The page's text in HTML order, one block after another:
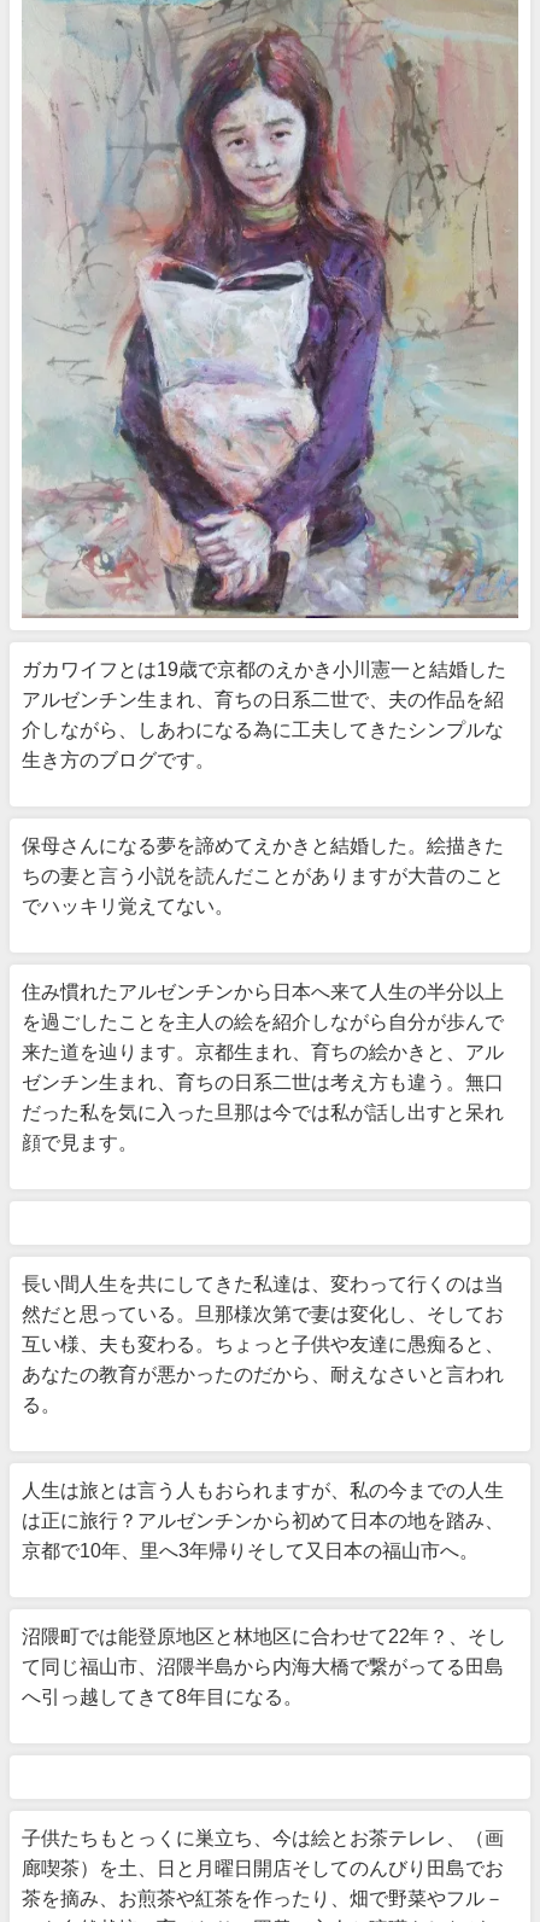
ガカワイフとは19歳で京都のえかき小川憲一と結婚した
アルゼンチン生まれ、育ちの日系二世で、夫の作品を紹
介しながら、しあわになる為に工夫してきたシンプルな
生き方のブログです。
保母さんになる夢を諦めてえかきと結婚した。絵描きた
ちの妻と言う小説を読んだことがありますが大昔のこと
でハッキリ覚えてない。
住み慣れたアルゼンチンから日本へ来て人生の半分以上
を過ごしたことを主人の絵を紹介しながら自分が歩んで
来た道を辿ります。京都生まれ、育ちの絵かきと、アル
ゼンチン生まれ、育ちの日系二世は考え方も違う。無口
だった私を気に入った旦那は今では私が話し出すと呆れ
顔で見ます。
長い間人生を共にしてきた私達は、変わって行くのは当
然だと思っている。旦那様次第で妻は変化し、そしてお
互い様、夫も変わる。ちょっと子供や友達に愚痴ると、
あなたの教育が悪かったのだから、耐えなさいと言われ
る。
人生は旅とは言う人もおられますが、私の今までの人生
は正に旅行？アルゼンチンから初めて日本の地を踏み、
京都で10年、里へ3年帰りそして又日本の福山市へ。
沼隈町では能登原地区と林地区に合わせて22年？、そし
て同じ福山市、沼隈半島から内海大橋で繋がってる田島
へ引っ越してきて8年目になる。
子供たちもとっくに巣立ち、今は絵とお茶テレレ、（画
廊喫茶）を土、日と月曜日開店そしてのんびり田島でお
茶を摘み、お煎茶や紅茶を作ったり、畑で野菜やフル－